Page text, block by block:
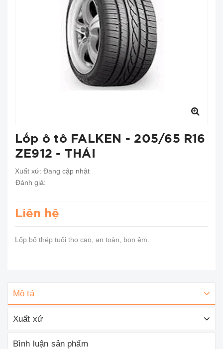
Lốp ô tô FALKEN - 205/65 R16
ZE912 - THÁI
Xuất xứ: Đang cập nhật
Đánh giá:
Liên hệ
Lốp bố thép tuổi thọ cao, an toàn, bon êm.
Mô tả
Xuất xứ
Bình luận sản phẩm